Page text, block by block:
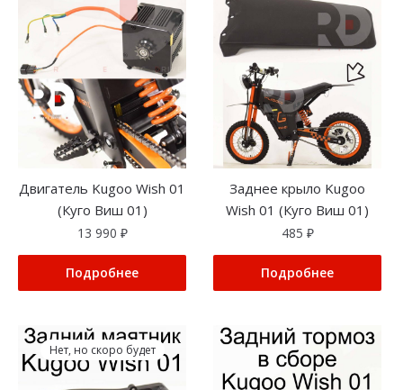
Двигатель Kugoo Wish 01
(Куго Виш 01)
13 990 ₽
Подробнее
Заднее крыло Kugoo
Wish 01 (Куго Виш 01)
485 ₽
Подробнее
Нет, но скоро будет